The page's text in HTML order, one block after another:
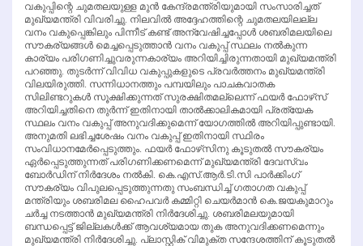
വകുപ്പിന്റെ ചുമതലയുള്ള മുന്‍ കേന്ദ്രമന്ത്രിയുമായി സംസാരിച്ചത്
മുഖ്യമന്ത്രി വിവരിച്ചു. നിലവില്‍ അദ്ദേഹത്തിന്റെ ചുമതലയിലല്ല
വനം വകുപ്പെങ്കിലും പിന്നീട് കണ്ട് അന്വേഷിച്ചപ്പോള്‍ ശബരിമലയിലെ
സൗകര്യങ്ങള്‍ മെച്ചപ്പെടുത്താന്‍ വനം വകുപ്പ് സ്ഥലം നല്‍കുന്ന
കാര്യം പരിഗണിച്ചുവരുന്നകാര്യം അറിയിച്ചിരുന്നതായി മുഖ്യമന്ത്രി
പറഞ്ഞു. തുടര്‍ന്ന് വിവിധ വകുപ്പുകളുടെ പ്രവര്‍ത്തനം മുഖ്യമന്ത്രി
വിലയിരുത്തി. സന്നിധാനത്തും പമ്പയിലും പാചകവാതക
സിലിണ്ടറുകള്‍ സൂക്ഷിക്കുന്നത് സുരക്ഷിതമല്ലെന്ന് ഫയര്‍ ഫോഴ്‌സ്
അറിയിച്ചതിനെ തുര്‍ന്ന് ഇതിനായി താല്‍ക്കാലികമായി പ്രത്യേക
സ്ഥലം വനം വകുപ്പ് അനുവദിക്കുമെന്ന് യോഗത്തില്‍ അറിയിപ്പുണ്ടായി.
അനുമതി ലഭിച്ചശേഷം വനം വകുപ്പ് ഇതിനായി സ്ഥിരം
സംവിധാനമേര്‍പ്പെടുത്തും. ഫയര്‍ ഫോഴ്‌സിനു കൂടുതല്‍ സൗകര്യം
ഏര്‍പ്പെടുത്തുന്നത് പരിഗണിക്കണമെന്ന് മുഖ്യമന്ത്രി ദേവസ്വം
ബോര്‍ഡിന് നിര്‍ദേശം നല്‍കി. കെ.എസ്.ആര്‍.ടി.സി പാര്‍ക്കിംഗ്
സൗകര്യം വിപുലപ്പെടുത്തുന്നതു സംബന്ധിച്ച് ഗതാഗത വകുപ്പ്
മന്ത്രിയും ശബരിമല ഹൈപവര്‍ കമ്മിറ്റി ചെയര്‍മാന്‍ കെ.ജയകുമാറും
ചര്‍ച്ച നടത്താന്‍ മുഖ്യമന്ത്രി നിര്‍ദേശിച്ചു. ശബരിമലയുമായി
ബന്ധപ്പെട്ട് ജില്ലകള്‍ക്ക് ആവശ്യമായ തുക അനുവദിക്കണമെന്നും
മുഖ്യമന്ത്രി നിര്‍ദേശിച്ചു. പ്ലാസ്റ്റിക് വിമുക്ത സന്ദേശത്തിന് കൂടുതല്‍